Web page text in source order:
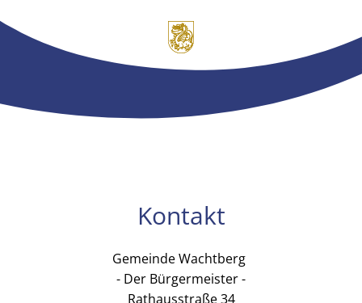
Kontakt
Gemeinde Wachtberg
- Der Bürgermeister -
Rathausstraße 34